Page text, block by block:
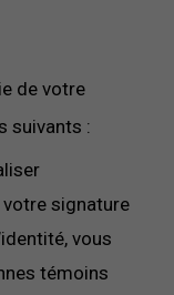
de votre
suivants :
votre signature
vous
témoins